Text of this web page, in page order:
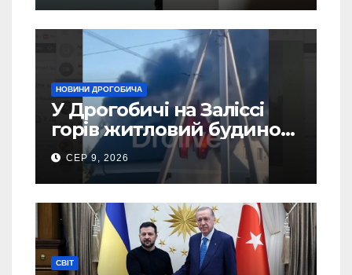
SOCIS
НОВИНИ ДРОГОБИЧА
У Дрогобичі на Заліссі
горів житловий будинок
(Відео)
СЕР 9, 2026
СВІТ